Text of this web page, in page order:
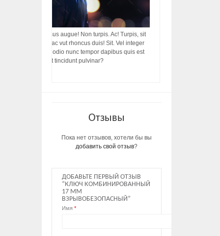
integer! Risus augue! Non turpis. Ac! Turpis, sit
rhoncus porttitor ac vut rhoncus duis! Sit. Vel integer
ut diam porttitor odio nunc tempor dapibus quis est
dictumst, vel amet tincidunt pulvinar?
Отзывы
Пока нет отзывов, хотели бы вы
добавить свой отзыв?
ДОБАВЬТЕ ПЕРВЫЙ ОТЗЫВ
“КЛЮЧ КОМБИНИРОВАННЫЙ
17 ММ
ВЗРЫВОБЕЗОПАСНЫЙ”
Имя *